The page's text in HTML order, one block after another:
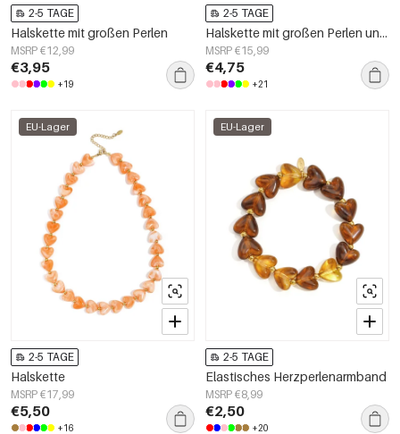
2-5 TAGE
Halskette mit großen Perlen
MSRP €12,99
€3,95
+19
2-5 TAGE
Halskette mit großen Perlen und Vorderverschluss-15mm
MSRP €15,99
€4,75
+21
EU-Lager
2-5 TAGE
Halskette
MSRP €17,99
€5,50
+16
EU-Lager
2-5 TAGE
Elastisches Herzperlenarmband
MSRP €8,99
€2,50
+20